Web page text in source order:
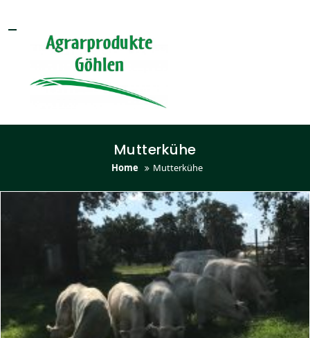
Toggle navigation
Mutterkühe
Home Mutterkühe